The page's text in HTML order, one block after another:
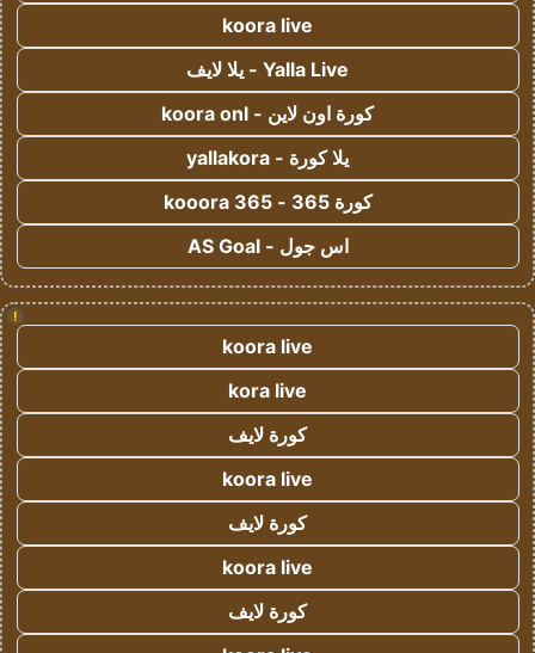
koora live
Yalla Live - يلا لايف
كورة اون لاين - koora onl
يلا كورة - yallakora
كورة 365 - kooora 365
اس جول - AS Goal
!
koora live
kora live
كورة لايف
koora live
كورة لايف
koora live
كورة لايف